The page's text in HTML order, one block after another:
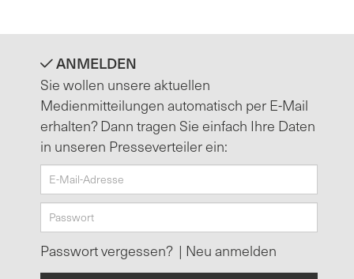
ANMELDEN
Sie wollen unsere aktuellen
Medienmitteilungen automatisch per E-Mail
erhalten? Dann tragen Sie einfach Ihre Daten
in unseren Presseverteiler ein:
Passwort vergessen? | Neu anmelden